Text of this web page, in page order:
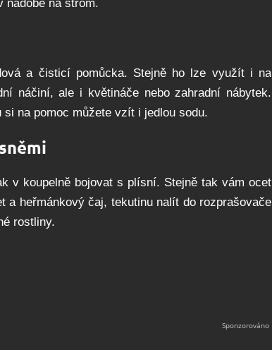
nádobě na strom.
a čisticí pomůcka. Stejně ho lze využít i na
náčiní, ale i květináče nebo zahradní nábytek.
na pomoc můžete vzít i jedlou sodu.
v koupelně bojovat s plísní. Stejně tak vám ocet
a heřmánkový čaj, tekutinu nalít do rozprašovače
rostliny.